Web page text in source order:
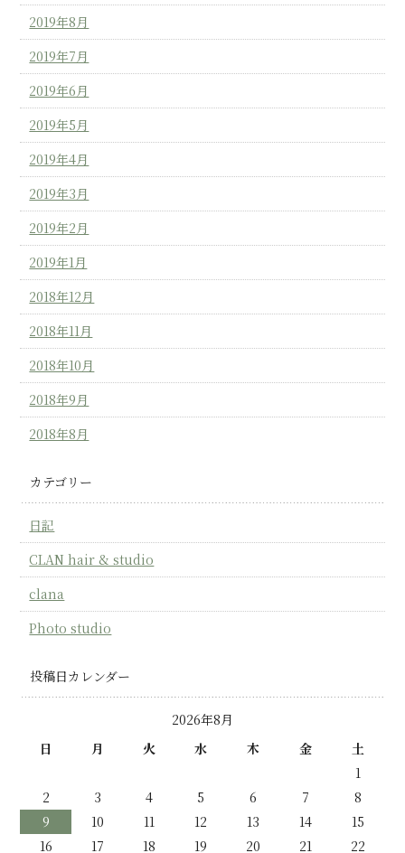
2019年8月
2019年7月
2019年6月
2019年5月
2019年4月
2019年3月
2019年2月
2019年1月
2018年12月
2018年11月
2018年10月
2018年9月
2018年8月
カテゴリー
日記
CLAN hair & studio
clana
Photo studio
投稿日カレンダー
2026年8月
日
月 火 水 木 金
土
1
2
3 4 5 6 7
8
9
10 11 12 13 14
15
16
17 18 19 20 21 22